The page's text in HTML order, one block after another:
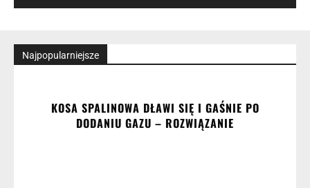
Najpopularniejsze
KOSA SPALINOWA DŁAWI SIĘ I GAŚNIE PO
DODANIU GAZU – ROZWIĄZANIE